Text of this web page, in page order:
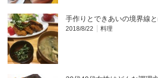
手作りとできあいの境界線と
2018/8/22 料理